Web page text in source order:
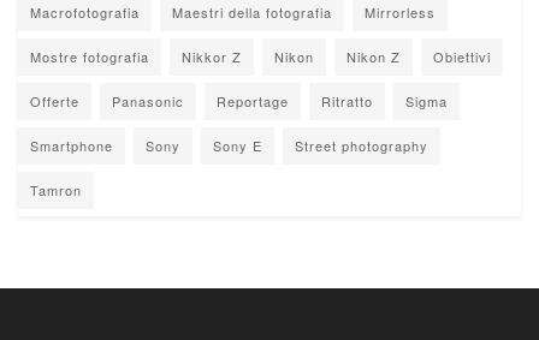
Macrofotografia Maestri della fotografia Mirrorless
Mostre fotografia Nikkor Z Nikon Nikon Z Obiettivi
Offerte Panasonic Reportage Ritratto Sigma
Smartphone Sony Sony E Street photography
Tamron